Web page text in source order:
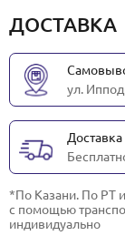
ДОСТАВКА
ул.
Доставка
*По Казани. По РТ
с помощью
индивидуально